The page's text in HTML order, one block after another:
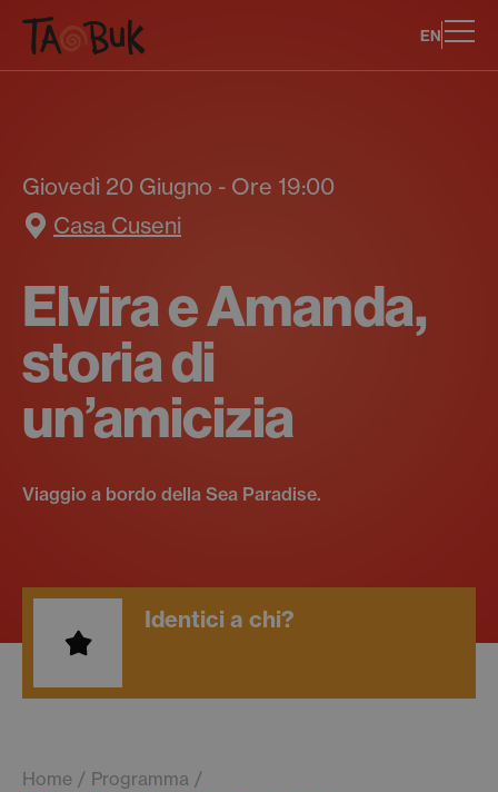
EN
Giovedì 20 Giugno - Ore 19:00
Casa Cuseni
Elvira e Amanda,
storia di
un’amicizia
Viaggio a bordo della Sea Paradise.
Identici a chi?
Home
Programma